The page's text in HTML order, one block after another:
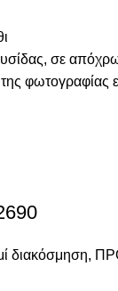
σε
φωτογραφίας
διακόσμηση,